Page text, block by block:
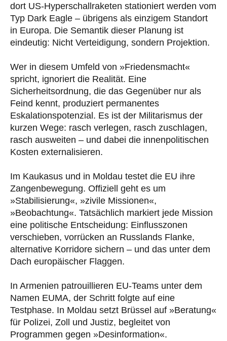
dort US-Hyperschallraketen stationiert werden vom
Typ Dark Eagle – übrigens als einzigem Standort
in Europa. Die Semantik dieser Planung ist
eindeutig: Nicht Verteidigung, sondern Projektion.
Wer in diesem Umfeld von »Friedensmacht«
spricht, ignoriert die Realität. Eine
Sicherheitsordnung, die das Gegenüber nur als
Feind kennt, produziert permanentes
Eskalationspotenzial. Es ist der Militarismus der
kurzen Wege: rasch verlegen, rasch zuschlagen,
rasch ausweiten – und dabei die innenpolitischen
Kosten externalisieren.
Im Kaukasus und in Moldau testet die EU ihre
Zangenbewegung. Offiziell geht es um
»Stabilisierung«, »zivile Missionen«,
»Beobachtung«. Tatsächlich markiert jede Mission
eine politische Entscheidung: Einflusszonen
verschieben, vorrücken an Russlands Flanke,
alternative Korridore sichern – und das unter dem
Dach europäischer Flaggen.
In Armenien patrouillieren EU-Teams unter dem
Namen EUMA, der Schritt folgte auf eine
Testphase. In Moldau setzt Brüssel auf »Beratung«
für Polizei, Zoll und Justiz, begleitet von
Programmen gegen »Desinformation«.